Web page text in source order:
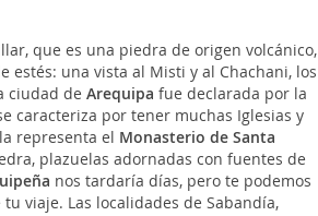
que es una piedra de origen volcánico,
una vista al Misti y al Chachani, los
ciudad de Arequipa fue declarada por la
caracteriza por tener muchas Iglesias y
representa el Monasterio de Santa
plazuelas adornadas con fuentes de
nos tardaría días, pero te podemos
viaje. Las localidades de Sabandía,